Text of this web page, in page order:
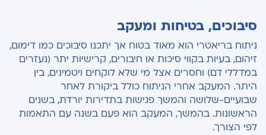
סיבוכים, בטיחות ומעקב
ניתוח בריאטרי הוא מאוד בטוח אך יתכנו סיבוכים כמו דימום,
זיהום, בעיות בקווי סיכות או חיבורים, קרישיות יתר (נעזרים
במדללי דם) וחסרים אצל מי שלא לוקחים ויטמינים, בין
היתר. המעקב אחרי הניתוח כולל ביקורת לאחר
שבועיים-שלושה והמשך פגישות בתדירות יורדת, בשנים
הראשונות. בהמשך, המעקב הוא פעם בשנה עם התאמות
לפי הצורך.